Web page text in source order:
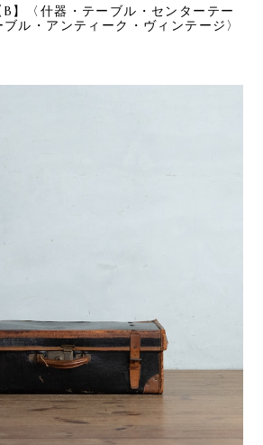
】〈什器・テーブル・センターテー
ル・アンティーク・ヴィンテージ〉